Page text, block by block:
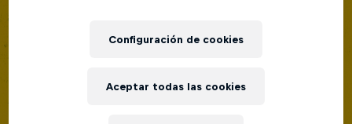
Configuración de cookies
Aceptar todas las cookies